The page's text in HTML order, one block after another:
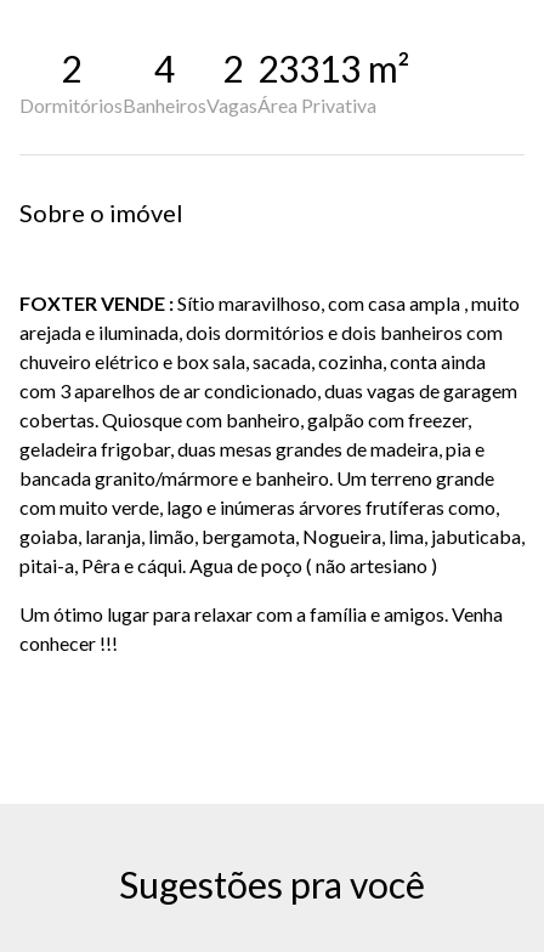
2
Dormitórios
4
Banheiros
2
Vagas
23313 m²
Área Privativa
Sobre o imóvel
FOXTER VENDE :Sítio maravilhoso, com casa ampla , muito
arejada e iluminada, dois dormitórios e dois banheiros com
chuveiro elétrico e box sala, sacada, cozinha, conta ainda
com 3 aparelhos de ar condicionado, duas vagas de garagem
cobertas. Quiosque com banheiro, galpão com freezer,
geladeira frigobar, duas mesas grandes de madeira, pia e
bancada granito/mármore e banheiro. Um terreno grande
com muito verde, lago e inúmeras árvores frutíferas como,
goiaba, laranja, limão, bergamota, Nogueira, lima, jabuticaba,
pitai-a, Pêra e cáqui. Agua de poço ( não artesiano )
Um ótimo lugar para relaxar com a família e amigos. Venha
conhecer !!!
Sugestões pra você